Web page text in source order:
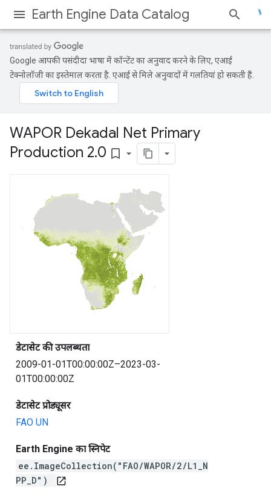
Earth Engine Data Catalog
Google आपकी पसंदीदा भाषा में कॉन्टेंट का अनुवाद करने के लिए, एआई
टेक्नोलॉजी का इस्तेमाल करता है. एआई से मिले अनुवादों में गलतियां हो सकती हैं.
WAPOR Dekadal Net Primary
Production 2.0 bookmark_border
डेटासेट की उपलब्धता
2009-01-01T00:00:00Z–2023-03-
01T00:00:00Z
डेटासेट प्रोड्यूसर
FAO UN
Earth Engine का स्निपेट
ee.ImageCollection("FAO/WAPOR/2/L1_N
PP_D")
open_in_new